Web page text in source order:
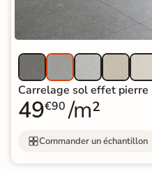
Carrelage sol effet
49€90 /m²
Commander un échantillon